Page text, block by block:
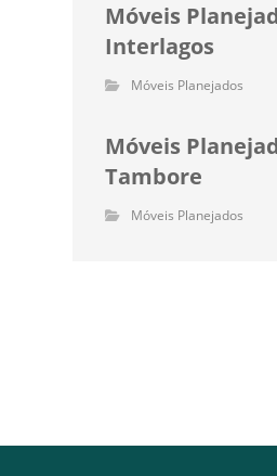
Móveis
Interlagos
Móveis Planejados
Móveis
Tambore
Móveis Planejados